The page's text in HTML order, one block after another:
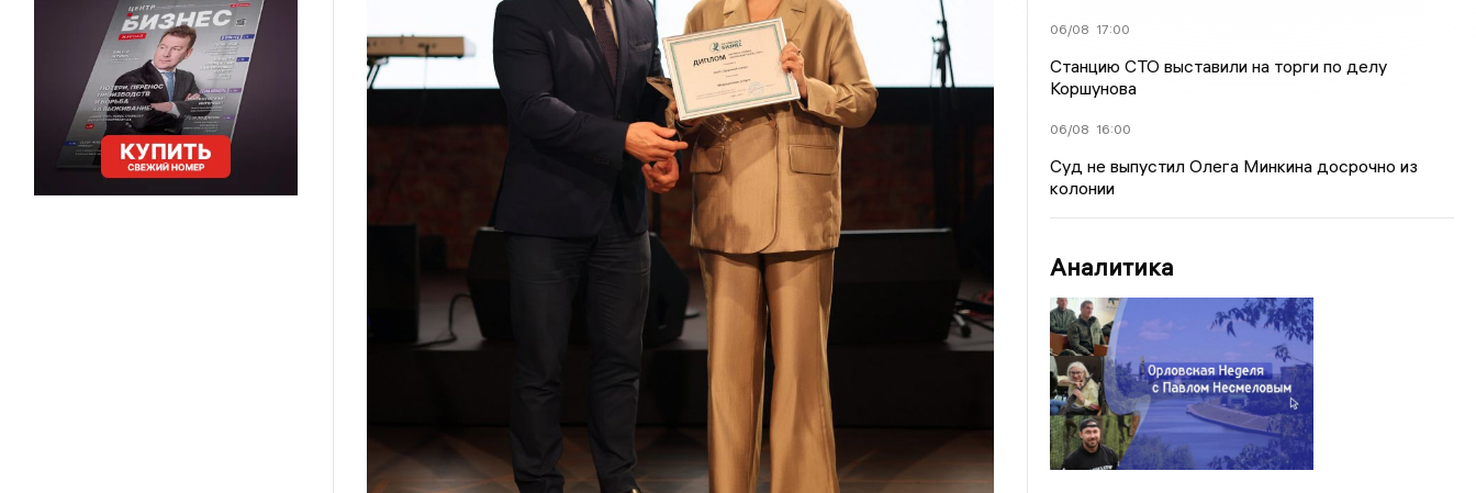
06/08 17:00
Станцию СТО выставили на торги по делу
Коршунова
06/08 16:00
Суд не выпустил Олега Минкина досрочно из
колонии
Аналитика